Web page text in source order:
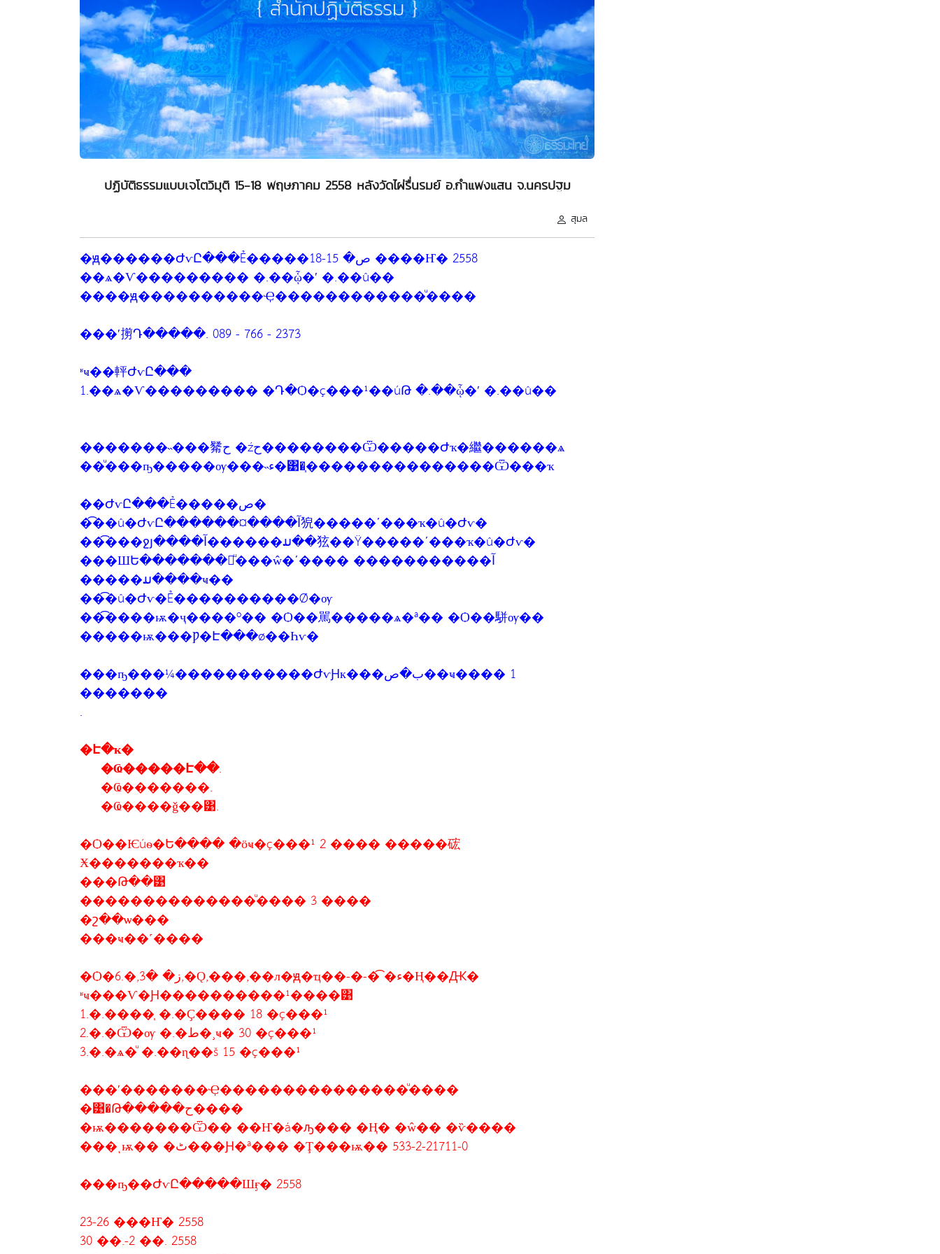
ปฏิบัติธรรมแบบเจโตวิมุติ 15-18 พฤษภาคม 2558 หลังวัดไผ่รื่นรมย์ อ.กำแพงแสน จ.นครปฐม
สุมล
�ԭ������ԺѵԸ���Ẻ�����ص� 15-18 ����Ҥ� 2558
��ѧ�Ѵ��������� �.��ᾧ�ʹ �.��û��
����ԭ����������Ҿ������������ͧ����
���ʹ㨵Դ�����. 089 - 766 - 2373
ʶҹ��軯ԺѵԸ���
1.��ѧ�Ѵ��������� �Դ�Ѻ�ç���¹��úԹ �.��ᾧ�ʹ �.��û��
�������˵���觺ح �źح��������Ѿ�����Ժҡ�繼������ѧ
��ͧ���ҧ�����ѹ���˵ء�͹�֧���������������Ѿ���ҡ
��ԺѵԸ���Ẻ�����ص�
��͡�û�ԺѵԸ������¤����آ㹸�����ʹ���ҡ�û�Ժѵ�
��͡���ջյ����آ������ມ��㹡��Ÿ�����ʹ���ҡ�û�Ժѵ�
���ШԵ�������㹡ͧ���ŵ�ʹ���� �����������آ
�����ມ����ҹ��
��͡�û�Ժѵ�Ẻ����������Ǿ�ѹ
��͡����ѭ�ҷ����º�� �Ѻ��駡�����ѧ�ª�� �Ѻ��駢ѹ��
�����ѭ���Ƿ�Է���ø��Һѵ�
���ҧ���¼�����������ԺѵԨк���ب�ص��ҹ���� 1
�������
.
�Է�ҡ�
�Ҩ�����Է��.
�Ҩ�������.
�Ҩ����ǧ��͹.
�Ѻ��Ѥúѳ�Ե���� �ӧҹ�ç���¹ 2 ���� �����硡
Ӿ�������ҡ��
���Թ��͹
��������������ͧ���� 3 ����
�շ��ѡ���
���ҹ��˹����
�Ѻ�ز� �3,�.6,�Ǫ,���,��л�ԭ�ҵ��-�-�͡ �ء�Ң��Ԫ�
ʶҹ���Ѵ�Ԩ����������¹����͹
1.�.����֧ �.�Ҫ���� 18 �ç���¹
2.�.�Ѿ�ѹ �.�ط�¸ҹ� 30 �ç���¹
3.�.�ѧ�ͧ �.��ɳ��š 15 �ç���¹
���ʹ�������Ҿ���������������ͧ����
�͹�Թ�����ح����
�ѭ�������Ѿ�� ��Ҥ�á�ԡ��� �Ң� �ŵ�� �ѷ����
���ͺѭ�� �ٹ���Ԩ�ª��� �Ţ���ѭ�� 533-2-21711-0
���ҧ��ԺѵԸ�����Шӻ� 2558
23-26 ���Ҥ� 2558
30 ��.-2 ��. 2558